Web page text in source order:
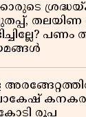
പണം
കോടി രൂപ